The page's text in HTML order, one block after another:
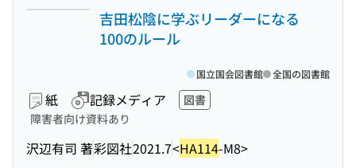
吉田松陰に学ぶリーダーになる
100のルール
紙 記録メディア
図書
障害者向け資料あり
沢辺有司 著彩図社2021.7<HA114-M8>
国立国会図書館 全国の図書館